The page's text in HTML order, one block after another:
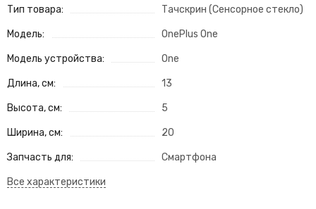
Тип товара: Тачскрин (Сенсорное стекло)
Модель: OnePlus One
Модель устройства: One
Длина, см: 13
Высота, см: 5
Ширина, см: 20
Запчасть для: Смартфона